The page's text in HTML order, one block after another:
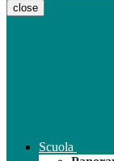
close
Scuola